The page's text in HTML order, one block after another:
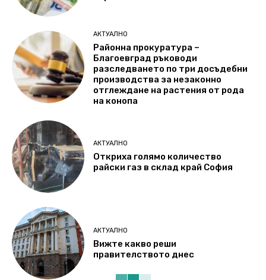
АКТУАЛНО
Районна прокуратура –
Благоевград ръководи
разследването по три досъдебни
производства за незаконно
отглеждане на растения от рода
на конопа
АКТУАЛНО
Откриха голямо количество
райски газ в склад край София
АКТУАЛНО
Вижте какво реши
правителството днес